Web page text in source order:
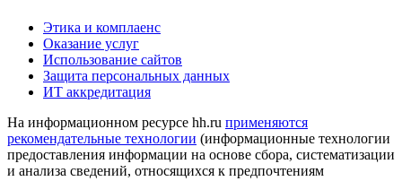
Этика и комплаенс
Оказание услуг
Использование сайтов
Защита персональных данных
ИТ аккредитация
На информационном ресурсе hh.ru применяются
рекомендательные технологии (информационные технологии
предоставления информации на основе сбора, систематизации
и анализа сведений, относящихся к предпочтениям